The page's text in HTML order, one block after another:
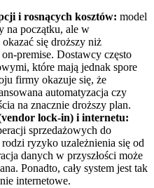
i rosnących kosztów: model
na początku, ale w
się droższy niż
premise. Dostawcy często
które mają jednak spore
firmy okazuje się, że
automatyzacja czy
na znacznie droższy plan.
lock-in) i internetu:
sprzedażowych do
ryzyko uzależnienia się od
danych w przyszłości może
Ponadto, cały system jest tak
internetowe.